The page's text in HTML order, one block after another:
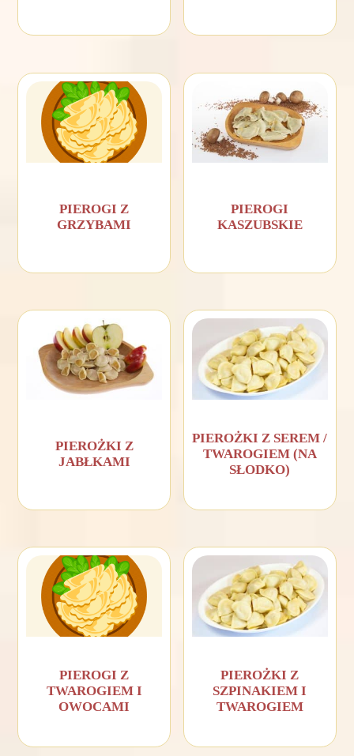
PIEROGI Z
GRZYBAMI
PIEROGI
KASZUBSKIE
PIEROŻKI Z
JABŁKAMI
PIEROŻKI Z SEREM /
TWAROGIEM (NA
SŁODKO)
PIEROGI Z
TWAROGIEM I
OWOCAMI
PIEROŻKI Z
SZPINAKIEM I
TWAROGIEM